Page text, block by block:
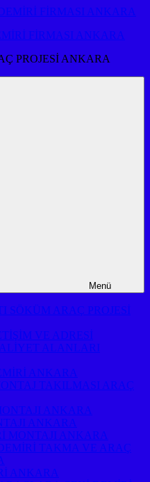
FİRMASI ANKARA
PROJESİ ANKARA
Menü
SÖKÜM ARAÇ PROJESİ
VE ADRESİ
ALANLARI
ANKARA
TAKILMASI ARAÇ
ANKARA
ANKARA
MONTAJI ANKARA
TAKMA VE ARAÇ
ANKARA